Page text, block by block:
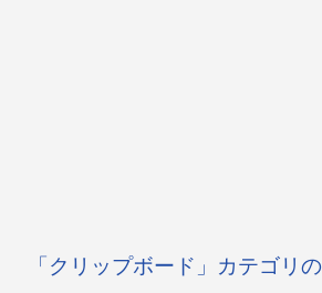
「クリップボード」カテゴリ